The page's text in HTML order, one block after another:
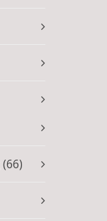
(66)